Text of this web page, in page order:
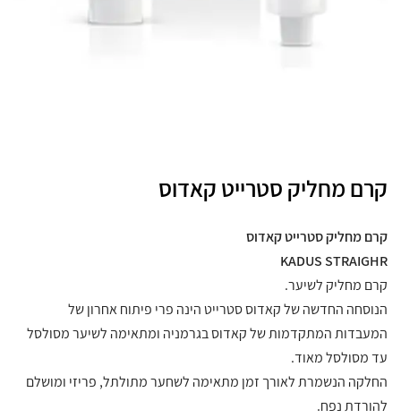
קרם מחליק סטרייט קאדוס
קרם מחליק סטרייט קאדוס
KADUS STRAIGHR
קרם מחליק לשיער.
הנוסחה החדשה של קאדוס סטרייט הינה פרי פיתוח אחרון של
המעבדות המתקדמות של קאדוס בגרמניה ומתאימה לשיער מסולסל
עד מסולסל מאוד.
החלקה הנשמרת לאורך זמן מתאימה לשחער מתולתל, פריזי ומושלם
להורדת נפח.